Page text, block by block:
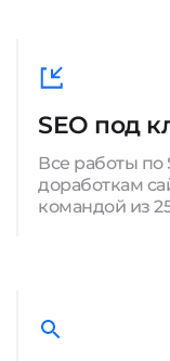
SEO под
Все работы по
доработкам
командой из